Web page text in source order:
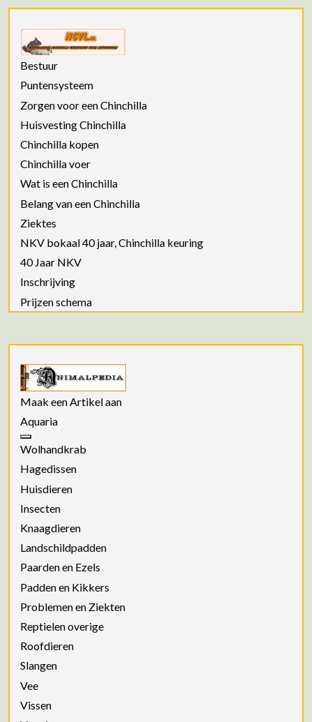
Bestuur
Puntensysteem
Zorgen voor een Chinchilla
Huisvesting Chinchilla
Chinchilla kopen
Chinchilla voer
Wat is een Chinchilla
Belang van een Chinchilla
Ziektes
NKV bokaal 40 jaar, Chinchilla keuring
40 Jaar NKV
Inschrijving
Prijzen schema
Maak een Artikel aan
Aquaria
Wolhandkrab
Hagedissen
Huisdieren
Insecten
Knaagdieren
Landschildpadden
Paarden en Ezels
Padden en Kikkers
Problemen en Ziekten
Reptielen overige
Roofdieren
Slangen
Vee
Vissen